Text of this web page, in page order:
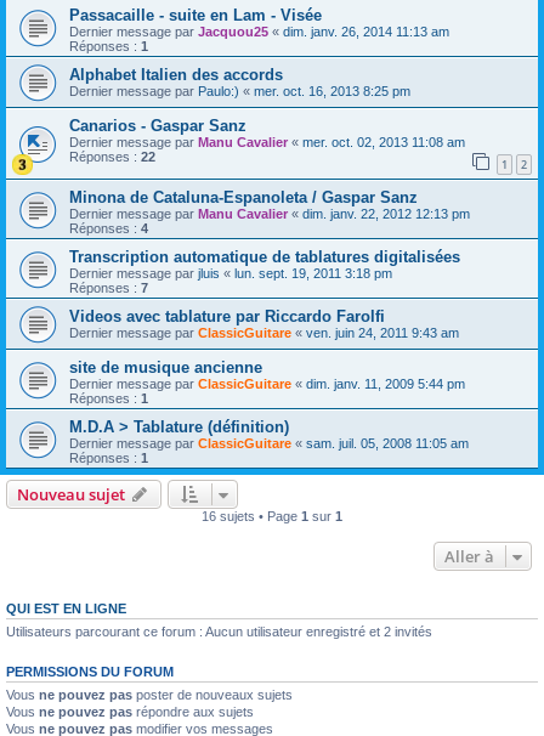
Passacaille - suite en Lam - Visée
Dernier message par Jacquou25 « dim. janv. 26, 2014 11:13 am
Réponses : 1
Alphabet Italien des accords
Dernier message par Paulo:) « mer. oct. 16, 2013 8:25 pm
Canarios - Gaspar Sanz
Dernier message par Manu Cavalier « mer. oct. 02, 2013 11:08 am
Réponses : 22 1 2
Minona de Cataluna-Espanoleta / Gaspar Sanz
Dernier message par Manu Cavalier « dim. janv. 22, 2012 12:13 pm
Réponses : 4
Transcription automatique de tablatures digitalisées
Dernier message par jluis « lun. sept. 19, 2011 3:18 pm
Réponses : 7
Videos avec tablature par Riccardo Farolfi
Dernier message par ClassicGuitare « ven. juin 24, 2011 9:43 am
site de musique ancienne
Dernier message par ClassicGuitare « dim. janv. 11, 2009 5:44 pm
Réponses : 1
M.D.A > Tablature (définition)
Dernier message par ClassicGuitare « sam. juil. 05, 2008 11:05 am
Réponses : 1
Nouveau sujet
16 sujets • Page 1 sur 1
Aller à
QUI EST EN LIGNE
Utilisateurs parcourant ce forum : Aucun utilisateur enregistré et 2 invités
PERMISSIONS DU FORUM
Vous ne pouvez pas poster de nouveaux sujets
Vous ne pouvez pas répondre aux sujets
Vous ne pouvez pas modifier vos messages